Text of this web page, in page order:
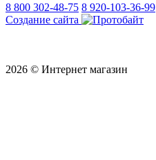
8 800 302-48-75 8 920-103-36-99
Создание сайта
2026 © Интернет магазин